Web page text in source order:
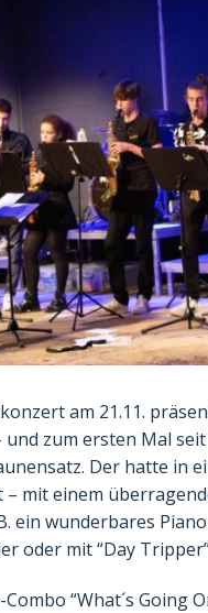
am 21.11.
und zum ersten Mal
Der hatte in
mit einem
ein wunderbares
oder mit “Day
Combo “What´s Going